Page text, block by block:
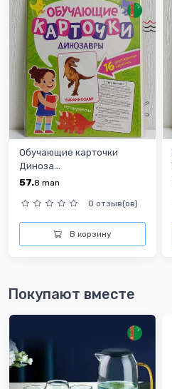
Обучающие карточки
Диноза...
57.8 man
0 отзыв(ов)
В корзину
Покупают вместе